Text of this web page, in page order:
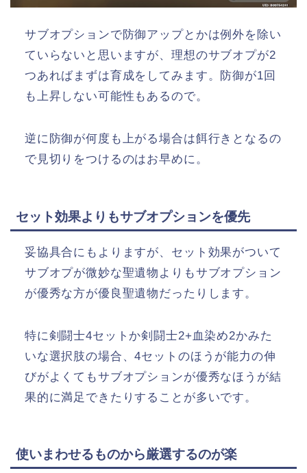
サブオプションで防御アップとかは例外を除い
ていらないと思いますが、理想のサブオプが2
つあればまずは育成をしてみます。防御が1回
も上昇しない可能性もあるので。
逆に防御が何度も上がる場合は餌行きとなるの
で見切りをつけるのはお早めに。
セット効果よりもサブオプションを優先
妥協具合にもよりますが、セット効果がついて
サブオプが微妙な聖遺物よりもサブオプション
が優秀な方が優良聖遺物だったりします。
特に剣闘士4セットか剣闘士2+血染め2かみた
いな選択肢の場合、4セットのほうが能力の伸
びがよくてもサブオプションが優秀なほうが結
果的に満足できたりすることが多いです。
使いまわせるものから厳選するのが楽